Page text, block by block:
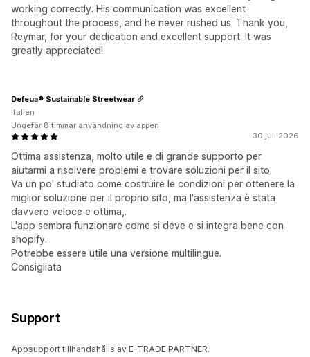
working correctly. His communication was excellent
throughout the process, and he never rushed us. Thank you,
Reymar, for your dedication and excellent support. It was
greatly appreciated!
30 juli 2026
Ottima assistenza, molto utile e di grande supporto per
aiutarmi a risolvere problemi e trovare soluzioni per il sito.
Va un po' studiato come costruire le condizioni per ottenere la
miglior soluzione per il proprio sito, ma l'assistenza è stata
davvero veloce e ottima,.
L'app sembra funzionare come si deve e si integra bene con
shopify.
Potrebbe essere utile una versione multilingue.
Consigliata
Defeua® Sustainable Streetwear
Italien
Ungefär 8 timmar användning av appen
Support
Appsupport tillhandahålls av E-TRADE PARTNER.